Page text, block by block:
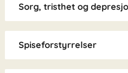
Sorg, tristhet og
Spiseforstyrrelser